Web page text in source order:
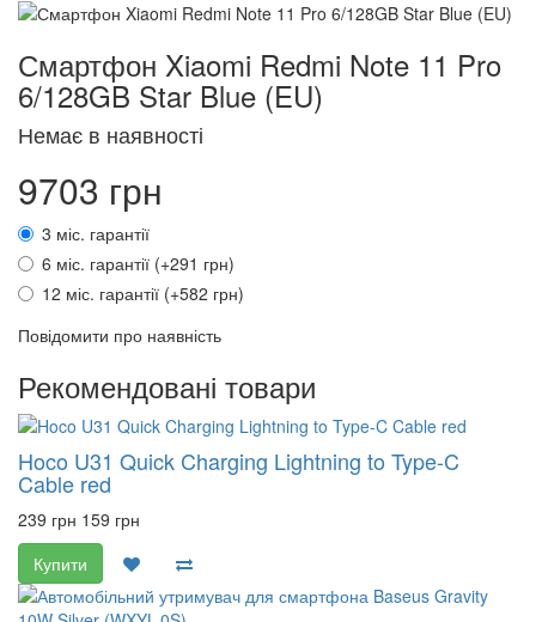
Смартфон Xiaomi Redmi Note 11 Pro
6/128GB Star Blue (EU)
Немає в наявності
9703 грн
3 міс. гарантії
6 міс. гарантії (+291 грн)
12 міс. гарантії (+582 грн)
Повідомити про наявність
Рекомендовані товари
Hoco U31 Quick Charging Lightning to Type-C
Cable red
239 грн 159 грн
Купити